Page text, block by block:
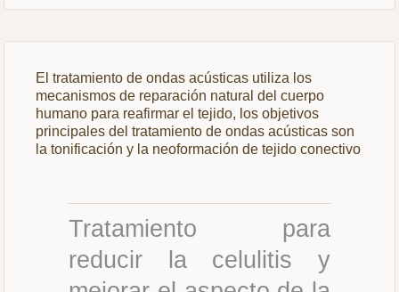
El tratamiento de ondas acústicas utiliza los
mecanismos de reparación natural del cuerpo
humano para reafirmar el tejido, los objetivos
principales del tratamiento de ondas acústicas son
la tonificación y la neoformación de tejido conectivo
Tratamiento para
reducir la celulitis y